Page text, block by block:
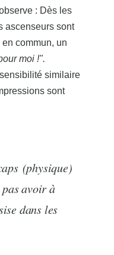
: Dès les
ascenseurs sont
commun, un
moi !".
similaire
sont
(physique)
avoir à
dans les